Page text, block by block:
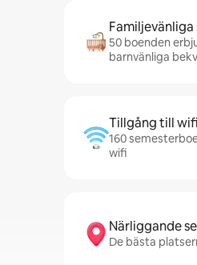
50 boenden
barnvänliga
Tillgång till wifi
160
wifi
Närliggande
De bästa